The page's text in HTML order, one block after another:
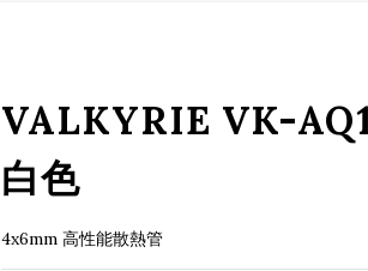
VALKYRIE VK-
白色
4x6mm 高性能散熱管